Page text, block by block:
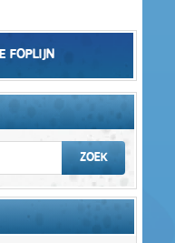
foplijn
ZOEK